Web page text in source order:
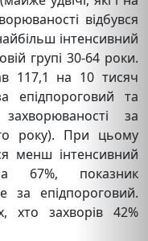
відбувся
інтенсивний
групі 30-64 роки.
117,1 на 10 тисяч
епідпороговий та
за
року). При цьому
менш інтенсивний
67%, показник
за епідпороговий.
хто захворів 42%